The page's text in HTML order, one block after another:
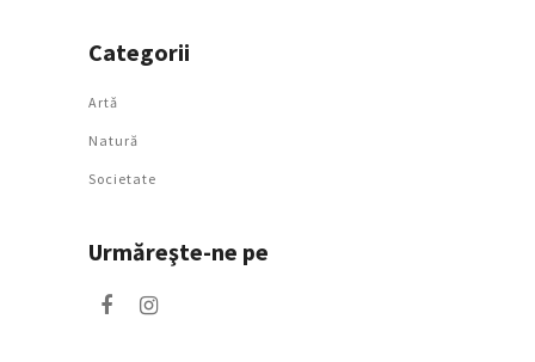
Categorii
Artǎ
Natură
Societate
Urmăreşte-ne pe